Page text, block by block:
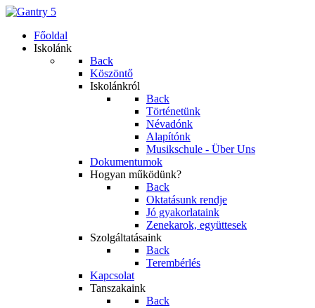
Főoldal
Iskolánk
Back
Köszöntő
Iskolánkról
Back
Történetünk
Névadónk
Alapítónk
Musikschule - Über Uns
Dokumentumok
Hogyan működünk?
Back
Oktatásunk rendje
Jó gyakorlataink
Zenekarok, együttesek
Szolgáltatásaink
Back
Terembérlés
Kapcsolat
Tanszakaink
Back